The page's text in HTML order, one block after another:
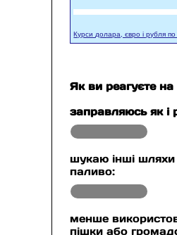
Курси долара, євро і рубля по
Як ви реагуєте на
заправляюсь як і
шукаю інші шляхи
паливо:
менше
пішки або